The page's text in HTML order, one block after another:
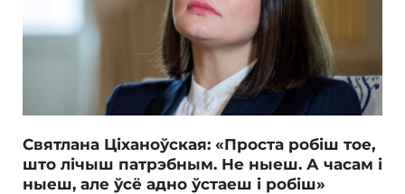
Святлана Ціханоўская: «Проста робіш тое,
што лічыш патрэбным. Не ныеш. А часам і
ныеш, але ўсё адно ўстаеш і робіш»